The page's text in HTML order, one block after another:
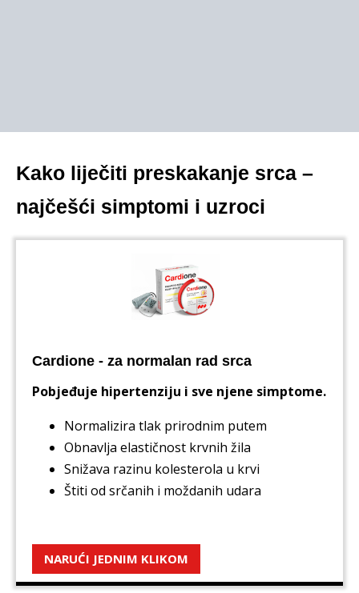
Kako liječiti preskakanje srca –
najčešći simptomi i uzroci
Cardione - za normalan rad srca
Pobjeđuje hipertenziju i sve njene simptome.
Normalizira tlak prirodnim putem
Obnavlja elastičnost krvnih žila
Snižava razinu kolesterola u krvi
Štiti od srčanih i moždanih udara
NARUĆI JEDNIM KLIKOM